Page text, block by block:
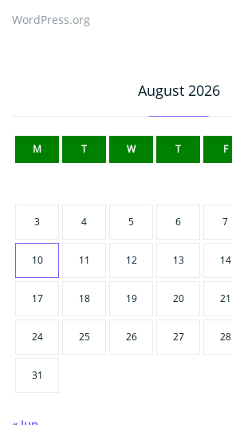
WordPress.org
August 2026
M T W T F
3 4 5 6 7
10 11 12 13 14
17 18 19 20 21
24 25 26 27 28
31